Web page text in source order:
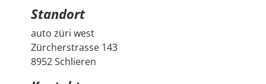
Standort
auto züri west
Zürcherstrasse 143
8952 Schlieren